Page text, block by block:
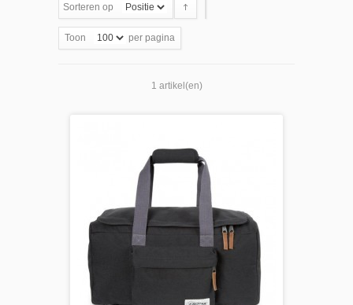
Sorteren op
Toon per pagina
1 artikel(en)